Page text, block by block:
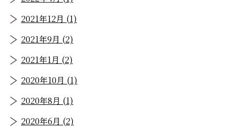
2021年12月 (1)
2021年9月 (2)
2021年1月 (2)
2020年10月 (1)
2020年8月 (1)
2020年6月 (2)